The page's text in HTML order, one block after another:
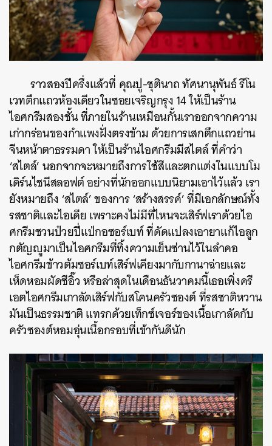
ราวสองปีครึ่งแล้วที่ คุณปู-ชุตินาถ ทัศนานุพันธ์ รีโน
เวทตึกแถวห้องเดียวในซอยเจริญกรุง 14 ให้เป็นร้าน
ไอศกรีมสองชั้น ที่ภายในร้านเหมือนกั้นเราออกจากความ
เก่ากร่อนของกำแพงฝั่งตรงข้าม ด้วยการเสกตึกแถวย่าน
จีนหน้าตาธรรมดา ให้เป็นร้านไอศกรีมมีสไตล์ ที่คำว่า
‘สไตล์’ นอกจากจะหมายถึงการใช้สีและตกแต่งในแบบโม
เดิร์นไชนีสลอฟต์ อย่างที่นักออกแบบนิยามเอาไว้แล้ว เรา
ยังหมายถึง ‘สไตล์’ ของการ ‘สร้างสรรค์’ ที่มีเอกลักษณ์ทั้ง
รสชาติและไอเดีย เพราะคงไม่มีที่ไหนจะเสิร์ฟเราด้วยไอ
ศกรีมชวนป๋วยปี่แป่กอซอร์เบท์ ที่ดัดแปลงเอายาแก้ไอลูก
กตัญญูมาเป็นไอศกรีมที่ทิ้งความเย็นซ่านไว้ในลำคอ
ไอศกรีมข้าวต้มซอร์เบท์เสิร์ฟเคียงมากับกานาฉ่ายและ
เห็ดหอมผัดซีอิ๊วหรือล่าสุดในเดือนธันวาคมนี้เธอเพิ่งครี
เอตไอศกรีมเกาลัดเสิร์ฟกับสโคนครัวซองต์ ที่รสชาติหวาน
มันเป็นธรรมชาติ แทรกด้วยเท็กซ์เจอร์ของเนื้อเกาลัดกับ
ครัวซองต์หอมอุ่นเนื้อกรอบที่เข้ากันดีนัก